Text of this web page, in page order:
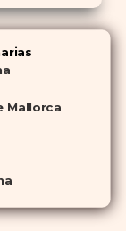
Mallorca